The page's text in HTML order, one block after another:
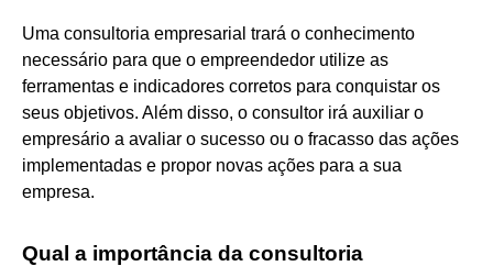
Uma consultoria empresarial trará o conhecimento
necessário para que o empreendedor utilize as
ferramentas e indicadores corretos para conquistar os
seus objetivos. Além disso, o consultor irá auxiliar o
empresário a avaliar o sucesso ou o fracasso das ações
implementadas e propor novas ações para a sua
empresa.
Qual a importância da consultoria